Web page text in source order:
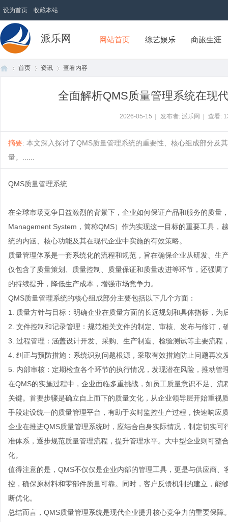
设为首页 收藏本站
派乐网 网站首页 综艺娱乐 商旅生涯
首页 资讯 查看内容
全面解析QMS质量管理系统在现
2026-05-15 发布者: 派乐网 查看:
摘要: 本文深入探讨了QMS质量管理系统的重要性、核心组成部分及
量。......
QMS质量管理系统
在全球市场竞争日益激烈的背景下，企业如何保证产品和服务的质量
Management System，简称QMS）作为实现这一目标的重要工具，
统的内涵、核心功能及其在现代企业中实施的有效策略。
质量管理体系是一套系统化的流程和规范，旨在确保企业从研发、
仅包含了质量策划、质量控制、质量保证和质量改进等环节，还强
的持续提升，降低生产成本，增强市场竞争力。
QMS质量管理系统的核心组成部分主要包括以下几个方面：
1. 质量方针与目标：明确企业在质量方面的长远规划和具体指标，为
2. 文件控制和记录管理：规范相关文件的制定、审核、发布与修订，
3. 过程管理：涵盖设计开发、采购、生产制造、检验测试等主要流程
4. 纠正与预防措施：系统识别问题根源，采取有效措施防止问题再次
5. 内部审核：定期检查各个环节的执行情况，发现潜在风险，推动管
在QMS的实施过程中，企业面临多重挑战，如员工质量意识不足、
关键。首要步骤是确立自上而下的质量文化，从企业领导层开始重
手段建设统一的质量管理平台，有助于实时监控生产过程，快速响应
企业在推进QMS质量管理系统时，应结合自身实际情况，制定切实
准体系，逐步规范质量管理流程，提升管理水平。大中型企业则可整
化。
值得注意的是，QMS不仅仅是企业内部的管理工具，更是与供应商
控，确保原材料和零部件质量可靠。同时，客户反馈机制的建立，能
断优化。
总结而言，QMS质量管理系统是现代企业提升核心竞争力的重要保